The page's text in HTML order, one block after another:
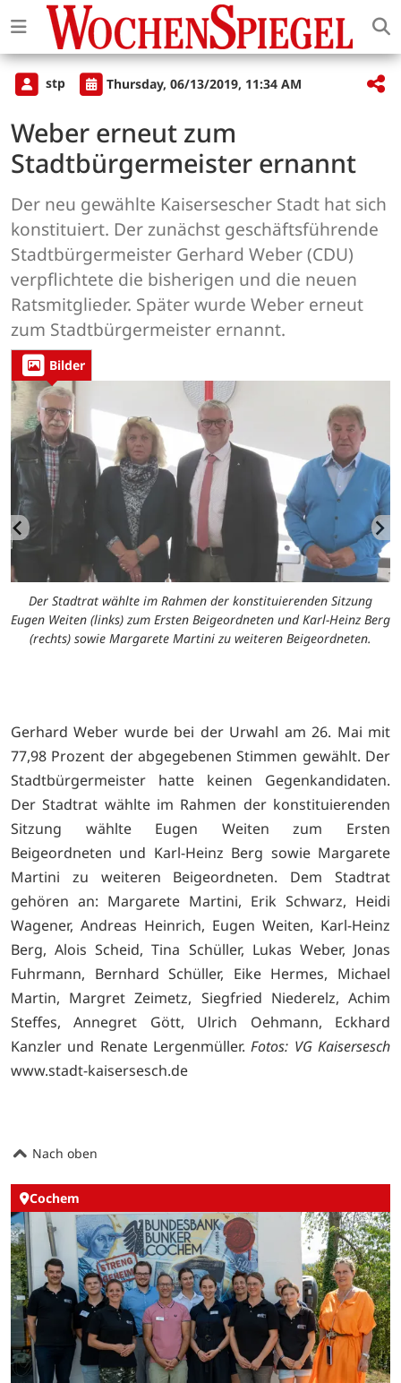
stp Thursday, 06/13/2019, 11:34 AM
Weber erneut zum
Stadtbürgermeister ernannt
Der neu gewählte Kaisersescher Stadt hat sich
konstituiert. Der zunächst geschäftsführende
Stadtbürgermeister Gerhard Weber (CDU)
verpflichtete die bisherigen und die neuen
Ratsmitglieder. Später wurde Weber erneut
zum Stadtbürgermeister ernannt.
Bilder
Der Stadtrat wählte im Rahmen der konstituierenden Sitzung
Eugen Weiten (links) zum Ersten Beigeordneten und Karl-Heinz Berg
(rechts) sowie Margarete Martini zu weiteren Beigeordneten.
Gerhard Weber wurde bei der Urwahl am 26. Mai mit
77,98 Prozent der abgegebenen Stimmen gewählt. Der
Stadtbürgermeister hatte keinen Gegenkandidaten.
Der Stadtrat wählte im Rahmen der konstituierenden
Sitzung wählte Eugen Weiten zum Ersten
Beigeordneten und Karl-Heinz Berg sowie Margarete
Martini zu weiteren Beigeordneten. Dem Stadtrat
gehören an: Margarete Martini, Erik Schwarz, Heidi
Wagener, Andreas Heinrich, Eugen Weiten, Karl-Heinz
Berg, Alois Scheid, Tina Schüller, Lukas Weber, Jonas
Fuhrmann, Bernhard Schüller, Eike Hermes, Michael
Martin, Margret Zeimetz, Siegfried Niederelz, Achim
Steffes, Annegret Gött, Ulrich Oehmann, Eckhard
Kanzler und Renate Lergenmüller.Fotos: VG Kaisersesch
www.stadt-kaisersesch.de
Nach oben
Cochem